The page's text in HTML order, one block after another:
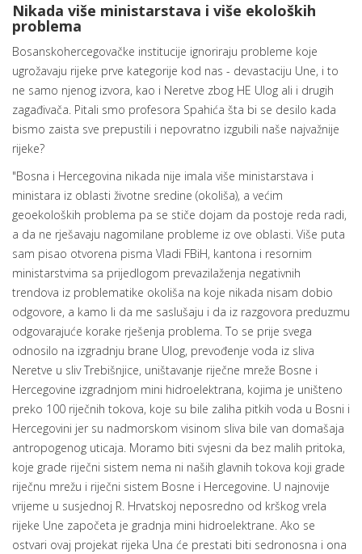
Nikada više ministarstava i više ekoloških
problema
Bosanskohercegovačke institucije ignoriraju probleme koje
ugrožavaju rijeke prve kategorije kod nas - devastaciju Une, i to
ne samo njenog izvora, kao i Neretve zbog HE Ulog ali i drugih
zagađivača. Pitali smo profesora Spahića šta bi se desilo kada
bismo zaista sve prepustili i nepovratno izgubili naše najvažnije
rijeke?
"Bosna i Hercegovina nikada nije imala više ministarstava i
ministara iz oblasti životne sredine (okoliša), a većim
geoekoloških problema pa se stiče dojam da postoje reda radi,
a da ne rješavaju nagomilane probleme iz ove oblasti. Više puta
sam pisao otvorena pisma Vladi FBiH, kantona i resornim
ministarstvima sa prijedlogom prevazilaženja negativnih
trendova iz problematike okoliša na koje nikada nisam dobio
odgovore, a kamo li da me saslušaju i da iz razgovora preduzmu
odgovarajuće korake rješenja problema. To se prije svega
odnosilo na izgradnju brane Ulog, prevođenje voda iz sliva
Neretve u sliv Trebišnjice, uništavanje riječne mreže Bosne i
Hercegovine izgradnjom mini hidroelektrana, kojima je uništeno
preko 100 riječnih tokova, koje su bile zaliha pitkih voda u Bosni i
Hercegovini jer su nadmorskom visinom sliva bile van domašaja
antropogenog uticaja. Moramo biti svjesni da bez malih pritoka,
koje grade riječni sistem nema ni naših glavnih tokova koji grade
riječnu mrežu i riječni sistem Bosne i Hercegovine. U najnovije
vrijeme u susjednoj R. Hrvatskoj neposredno od krškog vrela
rijeke Une započeta je gradnja mini hidroelektrane. Ako se
ostvari ovaj projekat rijeka Una će prestati biti sedronosna i ona